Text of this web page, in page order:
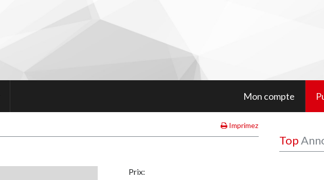
Mon compte
Imprimez
Prix:
Top